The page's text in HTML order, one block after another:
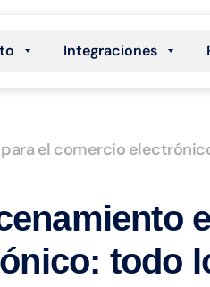
Integraciones
para el comercio
todo